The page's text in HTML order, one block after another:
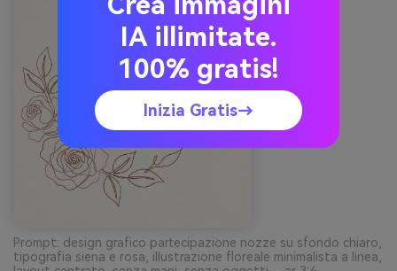
Prompt: design grafico partecipazione nozze su sfondo chiaro,
tipografia siena e rosa, illustrazione floreale minimalista a linea,
IA illimitate.
100% gratis!
Inizia Gratis→